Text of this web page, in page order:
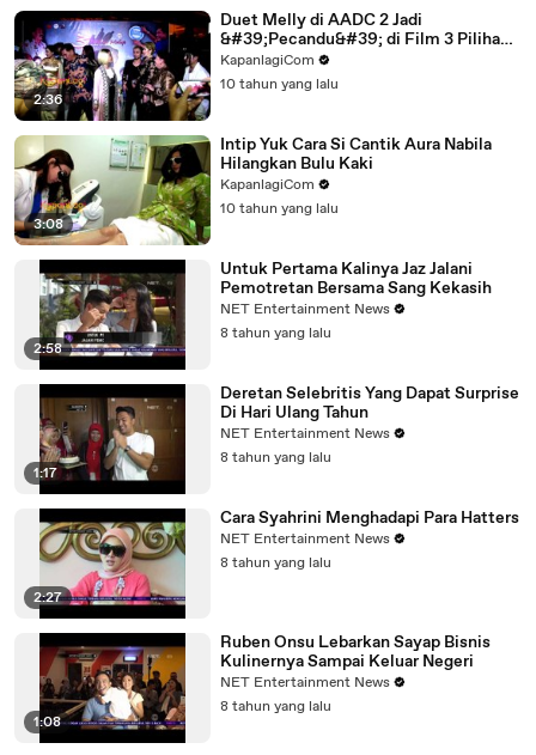
2:36
Duet Melly di AADC 2 Jadi
&#39;Pecandu&#39; di Film 3 Pilihan
Hidup
KapanlagiCom
10 tahun yang lalu
3:08
Intip Yuk Cara Si Cantik Aura Nabila
Hilangkan Bulu Kaki
KapanlagiCom
10 tahun yang lalu
2:58
Untuk Pertama Kalinya Jaz Jalani
Pemotretan Bersama Sang Kekasih
NET Entertainment News
8 tahun yang lalu
1:17
Deretan Selebritis Yang Dapat Surprise
Di Hari Ulang Tahun
NET Entertainment News
8 tahun yang lalu
2:27
Cara Syahrini Menghadapi Para Hatters
NET Entertainment News
8 tahun yang lalu
1:08
Ruben Onsu Lebarkan Sayap Bisnis
Kulinernya Sampai Keluar Negeri
NET Entertainment News
8 tahun yang lalu